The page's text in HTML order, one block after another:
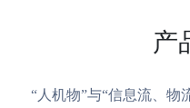
产
“人机物”与“信息流、物